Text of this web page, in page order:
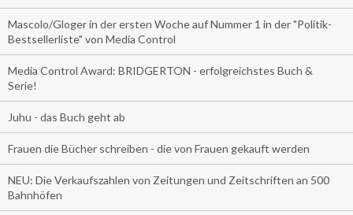
Mascolo/Gloger in der ersten Woche auf Nummer 1 in der "Politik-
Bestsellerliste" von Media Control
Media Control Award: BRIDGERTON - erfolgreichstes Buch &
Serie!
Juhu - das Buch geht ab
Frauen die Bücher schreiben - die von Frauen gekauft werden
NEU: Die Verkaufszahlen von Zeitungen und Zeitschriften an 500
Bahnhöfen